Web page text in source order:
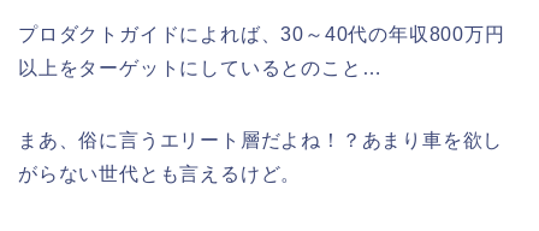
プロダクトガイドによれば、30～40代の年収800万円
以上をターゲットにしているとのこと…
まあ、俗に言うエリート層だよね！？あまり車を欲し
がらない世代とも言えるけど。